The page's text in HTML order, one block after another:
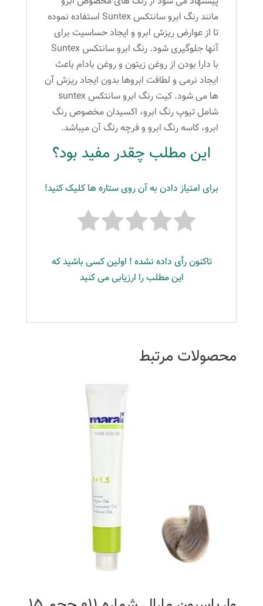
مانند رنگ ابرو سانتکس Suntex استفاده نموده
تا از عوارض ریزش ابرو و ایجاد حساسیت برای
آنها جلوگیری شود. رنگ ابرو سانتکس Suntex
با دارا بودن از روغن زیتون و روغن بادام باعث
ایجاد نرمی و لطافت ابروها بدون ایجاد ریزش آن
ها می شود. کیت رنگ ابرو سانتکس suntex
شامل تیوپ رنگ ابرو، اکسیدان مخصوص رنگ
ابرو، کاسه رنگ ابرو و فرچه رنگ آن میباشد.
این مطلب چقدر مفید بود؟
برای امتیاز دادن به آن روی ستاره ها کلیک کنید!
تاکنون رأی داده نشده ! اولین کسی باشید که
این مطلب را ارزیابی می کنید
محصولات مرتبط